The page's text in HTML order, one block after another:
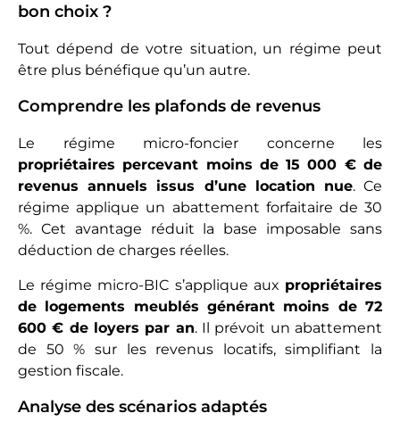
bon choix ?
Tout dépend de votre situation, un régime peut
être plus bénéfique qu’un autre.
Comprendre les plafonds de revenus
Le régime micro-foncier concerne les
propriétaires percevant moins de 15 000 € de
revenus annuels issus d’une location nue. Ce
régime applique un abattement forfaitaire de 30
%. Cet avantage réduit la base imposable sans
déduction de charges réelles.
Le régime micro-BIC s’applique aux propriétaires
de logements meublés générant moins de 72
600 € de loyers par an. Il prévoit un abattement
de 50 % sur les revenus locatifs, simplifiant la
gestion fiscale.
Analyse des scénarios adaptés